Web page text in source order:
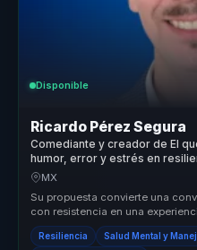
Disponible
Ricardo Pérez Segura
Comediante y creador de El
humor, error y estrés en
equipos.
MX
Su propuesta convierte una
con resistencia en una
escuchar. Des...
Resiliencia Salud Mental y